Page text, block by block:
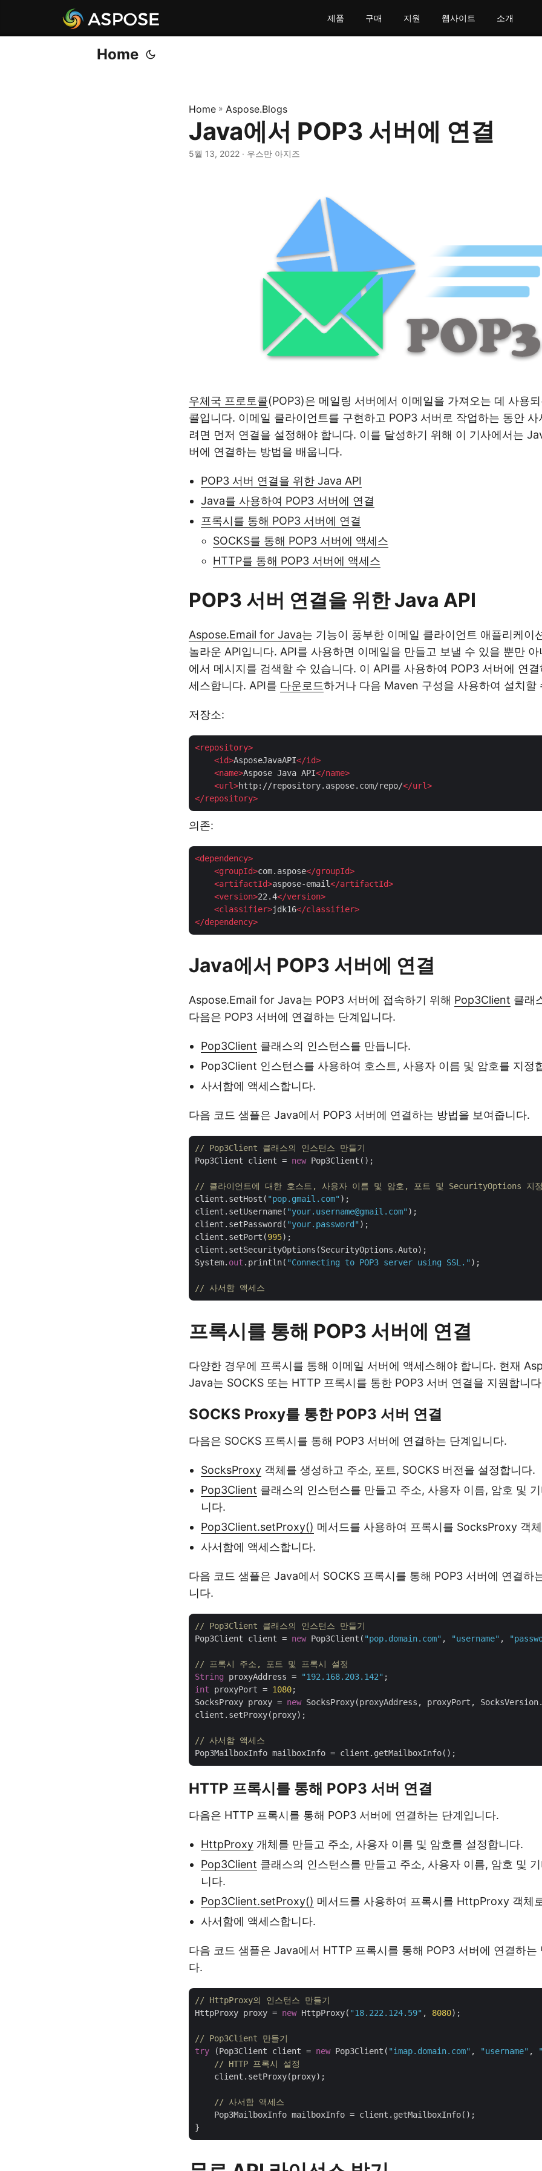
제품 구매 지원 웹사이트 소개
Home
Home » Aspose.Blogs
Java에서 POP3 서버에 연결
5월 13, 2022 · 우스만 아지즈
우체국 프로토콜(POP3)은 메일링 서버에서 이메일을 가져오는 데 사용
콜입니다. 이메일 클라이언트를 구현하고 POP3 서버로 작업하는 동안
려면 먼저 연결을 설정해야 합니다. 이를 달성하기 위해 이 기사에서는
버에 연결하는 방법을 배웁니다.
POP3 서버 연결을 위한 Java API
Java를 사용하여 POP3 서버에 연결
프록시를 통해 POP3 서버에 연결
SOCKS를 통해 POP3 서버에 액세스
HTTP를 통해 POP3 서버에 액세스
POP3 서버 연결을 위한 Java API
Aspose.Email for Java는 기능이 풍부한 이메일 클라이언트 애플리케이
놀라운 API입니다. API를 사용하면 이메일을 만들고 보낼 수 있을 뿐만
에서 메시지를 검색할 수 있습니다. 이 API를 사용하여 POP3 서버에 연
세스합니다. API를 다운로드하거나 다음 Maven 구성을 사용하여 설치할
저장소:
<repository>
<id>AsposeJavaAPI</id>
<name>Aspose Java API</name>
<url>http://repository.aspose.com/repo/</url>
</repository>
의존:
<dependency>
<groupId>com.aspose</groupId>
<artifactId>aspose-email</artifactId>
<version>22.4</version>
<classifier>jdk16</classifier>
</dependency>
Java에서 POP3 서버에 연결
Aspose.Email for Java는 POP3 서버에 접속하기 위해 Pop3Client 클래
다음은 POP3 서버에 연결하는 단계입니다.
Pop3Client 클래스의 인스턴스를 만듭니다.
Pop3Client 인스턴스를 사용하여 호스트, 사용자 이름 및 암호를 지정
사서함에 액세스합니다.
다음 코드 샘플은 Java에서 POP3 서버에 연결하는 방법을 보여줍니다.
// Pop3Client 클래스의 인스턴스 만들기
Pop3Client client = new Pop3Client();
// 클라이언트에 대한 호스트, 사용자 이름 및 암호, 포트 및 SecurityOptions 지
client.setHost( "pop.gmail.com" );
client.setUsername( "your.username@gmail.com" );
client.setPassword( "your.password" );
client.setPort(995);
client.setSecurityOptions(SecurityOptions.Auto);
System. out .println( "Connecting to POP3 server using SSL." );
// 사서함 액세스
프록시를 통해 POP3 서버에 연결
다양한 경우에 프록시를 통해 이메일 서버에 액세스해야 합니다. 현재
Java는 SOCKS 또는 HTTP 프록시를 통한 POP3 서버 연결을 지원합니
SOCKS Proxy를 통한 POP3 서버 연결
다음은 SOCKS 프록시를 통해 POP3 서버에 연결하는 단계입니다.
SocksProxy 객체를 생성하고 주소, 포트, SOCKS 버전을 설정합니다.
Pop3Client 클래스의 인스턴스를 만들고 주소, 사용자 이름, 암호 및
니다.
Pop3Client.setProxy() 메서드를 사용하여 프록시를 SocksProxy 객
사서함에 액세스합니다.
다음 코드 샘플은 Java에서 SOCKS 프록시를 통해 POP3 서버에 연결하
니다.
// Pop3Client 클래스의 인스턴스 만들기
Pop3Client client = new Pop3Client( "pop.domain.com" , "username" ,
// 프록시 주소, 포트 및 프록시 설정
String proxyAddress = "192.168.203.142"
int proxyPort = 1080;
SocksProxy proxy = new SocksProxy(proxyAddress, proxyPort,
client.setProxy(proxy);
// 사서함 액세스
HTTP 프록시를 통해 POP3 서버 연결
다음은 HTTP 프록시를 통해 POP3 서버에 연결하는 단계입니다.
HttpProxy 개체를 만들고 주소, 사용자 이름 및 암호를 설정합니다.
Pop3Client 클래스의 인스턴스를 만들고 주소, 사용자 이름, 암호 및
니다.
Pop3Client.setProxy() 메서드를 사용하여 프록시를 HttpProxy 객체
사서함에 액세스합니다.
다음 코드 샘플은 Java에서 HTTP 프록시를 통해 POP3 서버에 연결하는
다.
// HttpProxy의 인스턴스 만들기
HttpProxy proxy = new HttpProxy( "18.222.124.59" , 8080);
// Pop3Client 만들기
try (Pop3Client client = new Pop3Client( "imap.domain.com" , "username" ,
// HTTP 프록시 설정
    client.setProxy(proxy);
// 사서함 액세스
    Pop3MailboxInfo mailboxInfo = client.getMailboxInfo();